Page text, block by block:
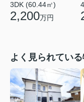
3DK (60.44㎡)
2,200万円
よく見られてい